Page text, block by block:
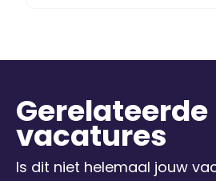
Gerelateerde
vacatures
Is dit niet helemaal jouw